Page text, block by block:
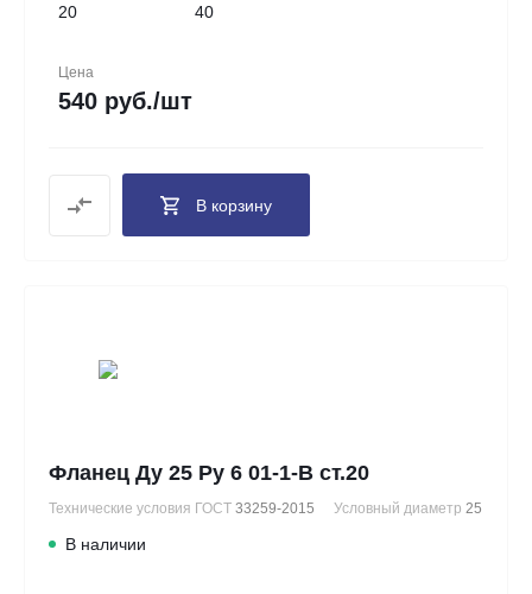
20 40
Цена
540 руб./шт
В корзину
Фланец Ду 25 Ру 6 01-1-В ст.20
Технические условия ГОСТ 33259-2015 Условный диаметр 25
В наличии